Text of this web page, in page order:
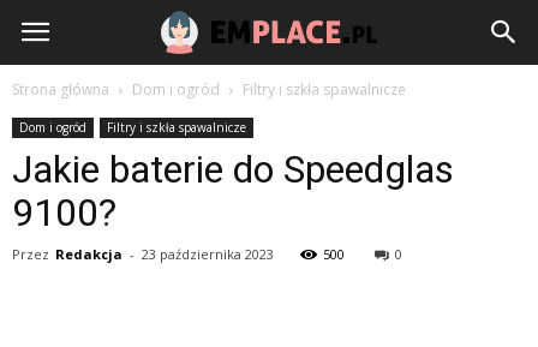
EmPlace.pl
Strona główna Dom i ogród Filtry i szkła spawalnicze
Dom i ogród Filtry i szkła spawalnicze
Jakie baterie do Speedglas
9100?
Przez Redakcja - 23 października 2023 500 0